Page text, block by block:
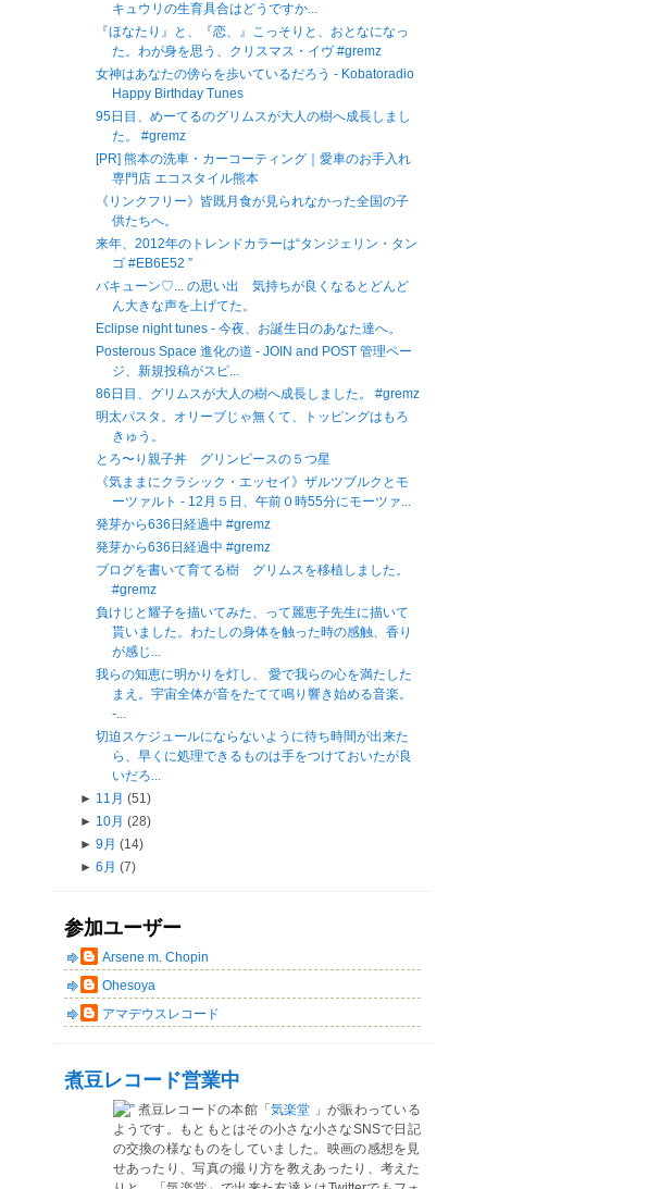
キュウリの生育具合はどうですか...
『ほなたり』と、『恋、』こっそりと、おとなになっ
た。わが身を思う、クリスマス・イヴ #gremz
女神はあなたの傍らを歩いているだろう - Kobatoradio
Happy Birthday Tunes
95日目、めーてるのグリムスが大人の樹へ成長しまし
た。 #gremz
[PR] 熊本の洗車・カーコーティング｜愛車のお手入れ
専門店 エコスタイル熊本
《リンクフリー》皆既月食が見られなかった全国の子
供たちへ。
来年、2012年のトレンドカラーは“タンジェリン・タン
ゴ #EB6E52 ”
バキューン♡... の思い出 気持ちが良くなるとどんど
ん大きな声を上げてた。
Eclipse night tunes - 今夜、お誕生日のあなた達へ。
Posterous Space 進化の道 - JOIN and POST 管理ペー
ジ、新規投稿がスピ...
86日目、グリムスが大人の樹へ成長しました。 #gremz
明太パスタ。オリーブじゃ無くて、トッピングはもろ
きゅう。
とろ〜り親子丼 グリンピースの５つ星
《気ままにクラシック・エッセイ》ザルツブルクとモ
ーツァルト - 12月５日、午前０時55分にモーツァ...
発芽から636日経過中 #gremz
発芽から636日経過中 #gremz
ブログを書いて育てる樹 グリムスを移植しました。
#gremz
負けじと耀子を描いてみた、って麗恵子先生に描いて
貰いました。わたしの身体を触った時の感触、香り
が感じ...
我らの知恵に明かりを灯し、 愛で我らの心を満たした
まえ。宇宙全体が音をたてて鳴り響き始める音楽。
-...
切迫スケジュールにならないように待ち時間が出来た
ら、早くに処理できるものは手をつけておいたが良
いだろ...
► 11月 (51)
► 10月 (28)
► 9月 (14)
► 6月 (7)
参加ユーザー
Arsene m. Chopin
Ohesoya
アマデウスレコード
煮豆レコード営業中
煮豆レコードの本館「 気楽堂 」が賑わっている
ようです。もともとはその小さな小さなSNSで日記
の交換の様なものをしていました。映画の感想を見
せあったり、写真の撮り方を教えあったり、考えた